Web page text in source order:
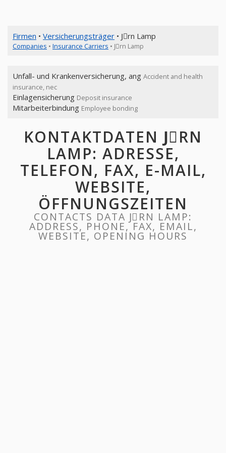
Firmen • Versicherungsträger • Jِrn Lamp
Companies • Insurance Carriers • Jِrn Lamp
Unfall- und Krankenversicherung, ang Accident and health
insurance, nec
Einlagensicherung Deposit insurance
Mitarbeiterbindung Employee bonding
KONTAKTDATEN JِRN
LAMP: ADRESSE,
TELEFON, FAX, E-MAIL,
WEBSITE,
ÖFFNUNGSZEITEN
CONTACTS DATA JِRN LAMP:
ADDRESS, PHONE, FAX, EMAIL,
WEBSITE, OPENING HOURS